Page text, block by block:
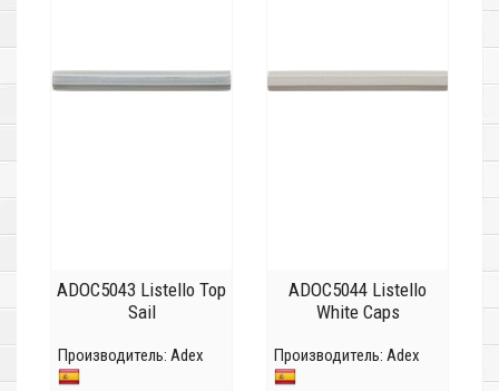
ADOC5043 Listello Top
Sail
Производитель: Adex
ADOC5044 Listello
White Caps
Производитель: Adex